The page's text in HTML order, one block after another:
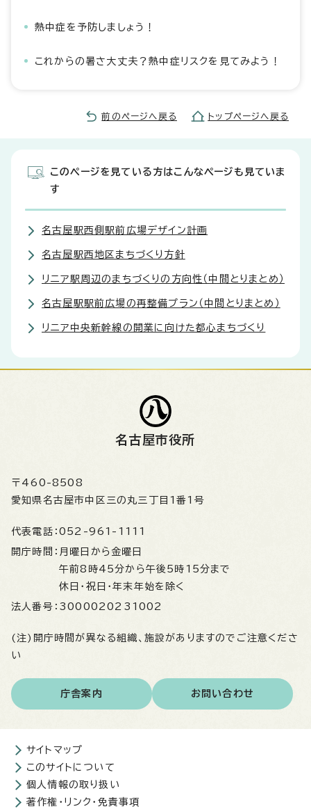
熱中症を予防しましょう！
これからの暑さ大丈夫？熱中症リスクを見てみよう！
前のページへ戻る トップページへ戻る
このページを見ている方はこんなページも見ていま
す
名古屋駅西側駅前広場デザイン計画
名古屋駅西地区まちづくり方針
リニア駅周辺のまちづくりの方向性（中間とりまとめ）
名古屋駅駅前広場の再整備プラン（中間とりまとめ）
リニア中央新幹線の開業に向けた都心まちづくり
名古屋市役所
〒460-8508
愛知県名古屋市中区三の丸三丁目1番1号
代表電話： 052-961-1111
開庁時間： 月曜日から金曜日
午前8時45分から午後5時15分まで
休日・祝日・年末年始を除く
法人番号： 3000020231002
(注)開庁時間が異なる組織、施設がありますのでご注意くださ
い
庁舎案内 お問い合わせ
サイトマップ
このサイトについて
個人情報の取り扱い
著作権・リンク・免責事項